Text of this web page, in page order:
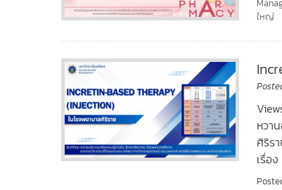
ใหญ่
หวา
ศิริร
เรื่อ